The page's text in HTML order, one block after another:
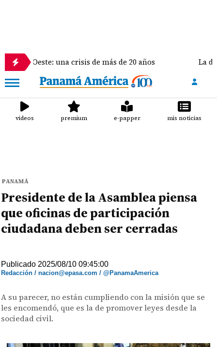
una crisis de más de 20 años La
videos premium e-papper mis noticias
PANAMÁ
Presidente de la Asamblea piensa
que oficinas de participación
ciudadana deben ser cerradas
Publicado 2025/08/10 09:45:00
Redacción / nacion@epasa.com / @PanamaAmerica
A su parecer, no están cumpliendo con la misión que se
les encomendó, que es la de promover leyes desde la
sociedad civil.